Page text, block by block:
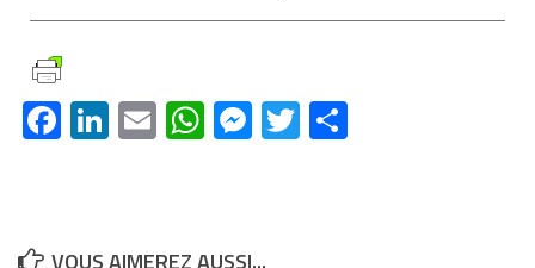
Facebook
LinkedIn
EmailWhatsApp
Messenger
Twitter
VOUS AIMEREZ AUSSI...